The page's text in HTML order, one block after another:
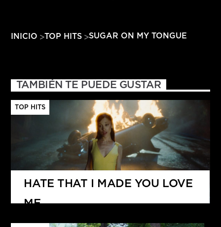
Hits – 96.5 FM
INICIO TOP HITS SUGAR ON MY TONGUE
TAMBIÉN TE PUEDE GUSTAR
TOP HITS
HATE THAT I MADE YOU LOVE
ME
ARIANA GRANDE